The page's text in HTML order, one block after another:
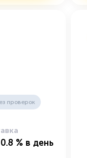
проверок
0.8 % в день